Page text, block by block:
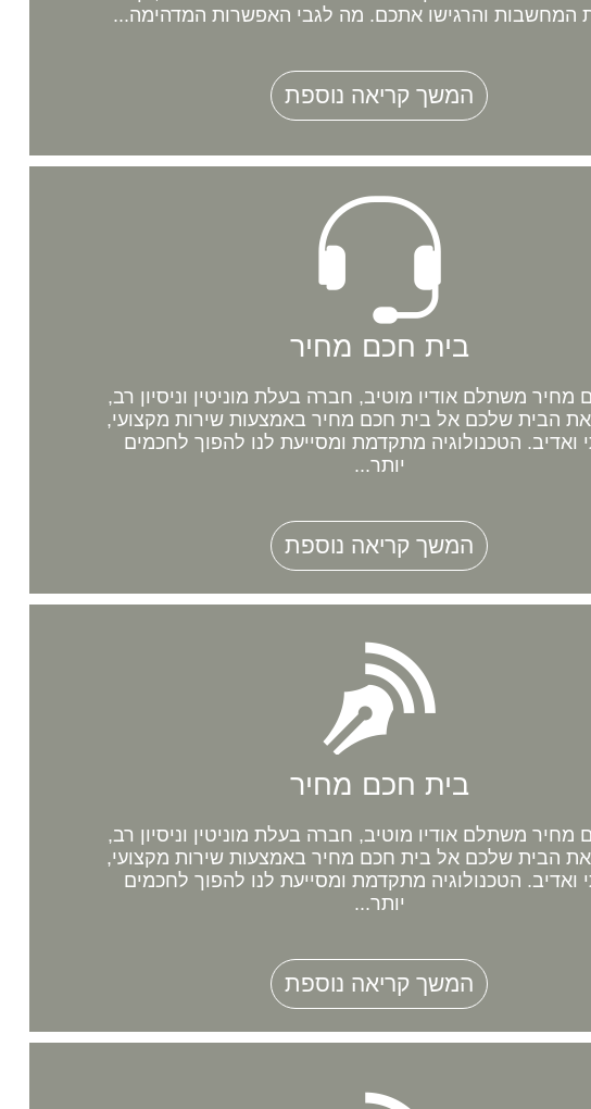
המחשבות והרגישו אתכם. מה לגבי האפשרות המדהימה...
המשך קריאה נוספת
בית חכם מחיר
מחיר משתלם אודיו מוטיב, חברה בעלת מוניטין וניסיון רב,
הבית שלכם אל בית חכם מחיר באמצעות שירות מקצועי,
ואדיב. הטכנולוגיה מתקדמת ומסייעת לנו להפוך לחכמים
יותר...
המשך קריאה נוספת
בית חכם מחיר
מחיר משתלם אודיו מוטיב, חברה בעלת מוניטין וניסיון רב,
הבית שלכם אל בית חכם מחיר באמצעות שירות מקצועי,
ואדיב. הטכנולוגיה מתקדמת ומסייעת לנו להפוך לחכמים
יותר...
המשך קריאה נוספת